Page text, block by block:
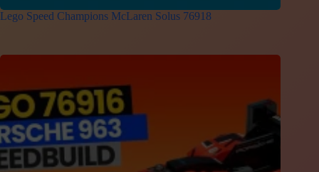
Lego Speed Champions McLaren Solus 76918